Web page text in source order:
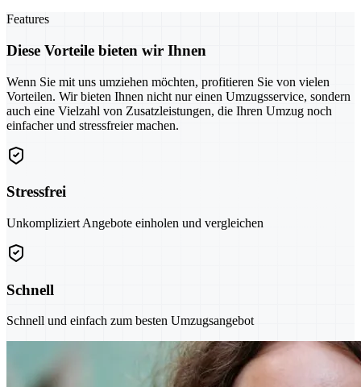
Features
Diese Vorteile bieten wir Ihnen
Wenn Sie mit uns umziehen möchten, profitieren Sie von vielen
Vorteilen. Wir bieten Ihnen nicht nur einen Umzugsservice, sondern
auch eine Vielzahl von Zusatzleistungen, die Ihren Umzug noch
einfacher und stressfreier machen.
Stressfrei
Unkompliziert Angebote einholen und vergleichen
Schnell
Schnell und einfach zum besten Umzugsangebot